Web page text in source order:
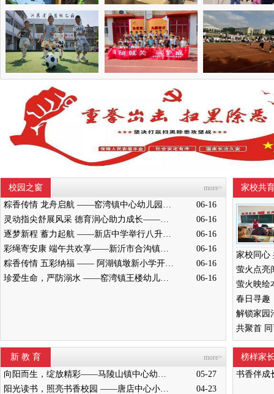
校园之窗 more>
粽香传情 龙舟启航 ——窑湾镇中心幼儿园中班开展端午节赛龙舟活动
06-16
灵动指尖舒展风采 德育润心助力成长——墨河中心小学举行五年级桌面操展示活动
06-16
逐梦新程 蓄力起航 ——新店中学举行八升九成长奋进仪式
06-16
彩绳寄安康 端午共欢享——新沂市合沟镇中心幼儿园开展端午节活动
06-16
粽香传情 五彩纳福 —— 阿湖镇墩新小学开展端午主题民俗活动
06-16
珍爱生命，严防溺水 ——窑湾镇王楼幼儿园开展防溺水安全演练活动
06-16
家校共
新 教 育 more>
向阳而生，绽放精彩——马陵山镇中心幼儿园迎接新沂教育局“缔造完美教室”评比验收
05-27
阳光读书，照亮书香校园 ——唐店中心小学举行“阳光读书会”启动仪式
04-23
榜样家
书香伴